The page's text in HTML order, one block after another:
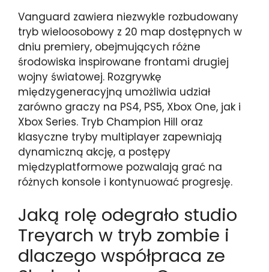
Vanguard zawiera niezwykle rozbudowany
tryb wieloosobowy z 20 map dostępnych w
dniu premiery, obejmujących różne
środowiska inspirowane frontami drugiej
wojny światowej. Rozgrywkę
międzygeneracyjną umożliwia udział
zarówno graczy na PS4, PS5, Xbox One, jak i
Xbox Series. Tryb Champion Hill oraz
klasyczne tryby multiplayer zapewniają
dynamiczną akcję, a postępy
międzyplatformowe pozwalają grać na
różnych konsole i kontynuować progresję.
Jaką rolę odegrało studio
Treyarch w tryb zombie i
dlaczego współpraca ze